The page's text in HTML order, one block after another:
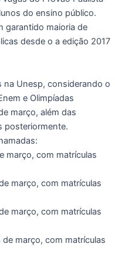
do ensino público.
garantido maioria de
desde o a edição 2017
na Unesp, considerando o
e Olimpíadas
março, além das
posteriormente.
março, com matrículas
março, com matrículas
março, com matrículas
de março, com matrículas